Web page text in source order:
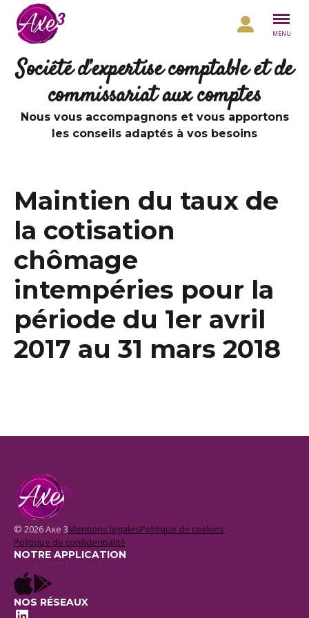
Aller au contenu
MENU
Société d’expertise comptable et de
commissariat aux comptes
Nous vous accompagnons et vous apportons
les conseils adaptés à vos besoins
Maintien du taux de
la cotisation
chômage
intempéries pour la
période du 1er avril
2017 au 31 mars 2018
© 2026 Axe 3Mentions legalesPolitique de cookies
Politique de confidentialité
NOTRE APPLICATION
NOS RÉSEAUX